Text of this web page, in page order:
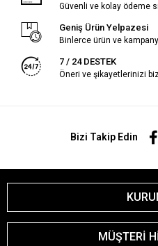
Güvenli ve kolay ödeme
Geniş Ürün Yelpazesi
Binlerce ürün ve
7 / 24 DESTEK
Öneri ve şikayetlerinizi
Bizi Takip Edin
MÜŞTERİ